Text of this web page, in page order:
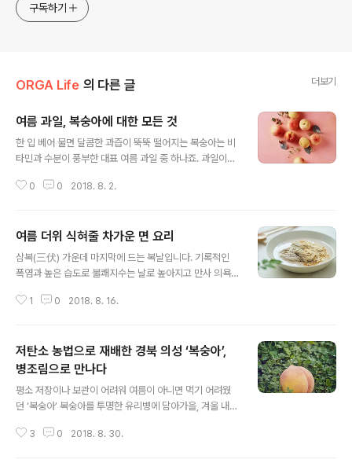
구독하기
ORGA Life 의 다른 글 더보기
여름 과일, 복숭아에 대한 모든 것
한 입 베어 물면 달콤한 과즙이 뚝뚝 떨어지는 복숭아는 비
타민과 수분이 풍부한 대표 여름 과일 중 하나죠. 과일이니
제철이 아니면 만나기 어려운 과일입니다. 지금부터 제철
든 것 ㅇ기온이 따뜻하고 일조량이 풍부한 지역에서 잘 자
라요손오공이 1백년에 한 번씩 열리는 천도복숭아를 훔쳐
먹어 바위에 갇혀 사는 벌을 받았다는 의 이야기에도 나오
전해져 지금은 미국 캘리포니아가 세계 최대 복숭아 생산
0 0 2018. 8. 2.
여름 더위 식혀줄 차가운 면 요리
삼복(三伏) 가운데 마지막에 드는 복날입니다. 기록적인
폭염과 높은 습도로 불쾌지수는 날로 높아지고 만사 의욕
려보고 이것저것 요리책을 뒤적여봐도 이 더위를 물리쳐줄
어떨까요? 풀반장도 꽁꽁~! 풀사이 가족여러분도 꽁꽁~!
위아더 꽁꽁~ 겨울왕국으로 가는 특급열차에 탑승하는 법
은 아래 레시피를 통해 확인하실 수 있답니다~! 무더위 타
파, ‘메밀 콩국수’쫄깃하게 삶은 쌉쌀한 메밀면을 차갑고 고
소한 콩국물에 담가 한 젓가락 후루룩! 찬 성질을 가지고 있
는 메밀과 식물성단백질이 풍부한 콩이 만나 무더위를 날
1 0 2018. 8. 16.
저탄소 농법으로 재배한 경북 의성 ‘복숭아’,
병조림으로 만나다
평소 저장이나 보관이 어려워 여름이 아니면 먹기 어려웠
던 ‘복숭아’ 복숭아를 투명한 유리병에 담아가을, 겨울 내내
늘은 한 번도 안 먹어본 사람은 있지만한 번 먹어보면 잊을
3 0 2018. 8. 30.